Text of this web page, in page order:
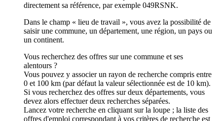
directement sa référence, par exemple 049RSNK.
Dans le champ « lieu de travail », vous avez la possibilité de
saisir une commune, un département, une région, un pays ou
un continent.
Vous recherchez des offres sur une commune et ses
alentours ?
Vous pouvez y associer un rayon de recherche compris entre
0 et 100 km (par défaut la valeur sélectionnée est de 10 km).
Si vous recherchez des offres sur deux départements, vous
devez alors effectuer deux recherches séparées.
Lancez votre recherche en cliquant sur la loupe ; la liste des
offres d'emploi correspondant à vos critères de recherche est